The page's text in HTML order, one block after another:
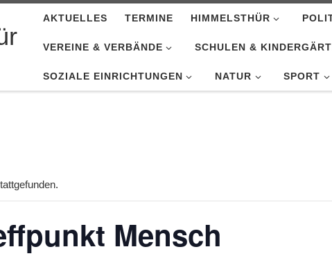
AKTUELLES TERMINE HIMMELSTHÜR
VEREINE & VERBÄNDE SCHULEN &
SOZIALE EINRICHTUNGEN NATUR SPORT
Mensch